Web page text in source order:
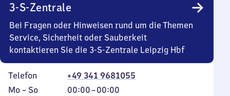
3-S-Zentrale
Bei Fragen oder Hinweisen rund um die Themen
Service, Sicherheit oder Sauberkeit
kontaktieren Sie die 3-S-Zentrale Leipzig Hbf
Telefon
+49 341 9681055
Montag
Mo – So,
00:00–00:00
Von